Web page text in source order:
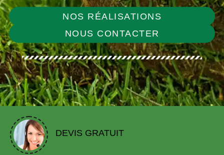
NOS RÉALISATIONS
NOUS CONTACTER
DEVIS GRATUIT